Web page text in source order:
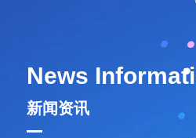
News
新闻资讯